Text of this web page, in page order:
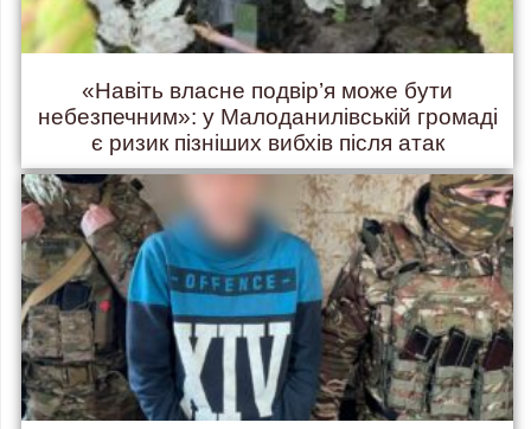
«Навіть власне подвір’я може бути
небезпечним»: у Малоданилівській громаді
є ризик пізніших вибхів після атак